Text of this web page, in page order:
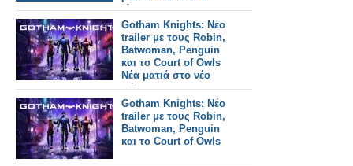
είναι ο
ετοιμοθάνατος;»
Gotham Knights: Νέο
trailer με τους Robin,
Batwoman, Penguin
και το Court of Owls
Νέα ματιά στο νέο
πόνημα της DC
Gotham Knights: Νέο
trailer με τους Robin,
Batwoman, Penguin
και το Court of Owls